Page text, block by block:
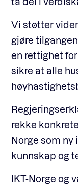
Vi støtter
gjøre
en rettighet
sikre at alle
rekke
Norge som ny
kunnskap og
IKT-Norge og